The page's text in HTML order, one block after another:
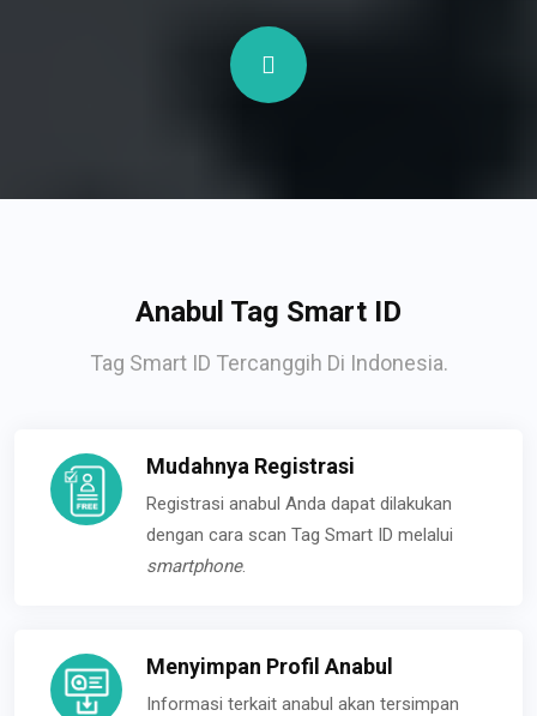
Anabul Tag Smart ID
Tag Smart ID Tercanggih Di Indonesia.
Mudahnya Registrasi
Registrasi anabul Anda dapat dilakukan
dengan cara scan Tag Smart ID melalui
smartphone.
Menyimpan Profil Anabul
Informasi terkait anabul akan tersimpan